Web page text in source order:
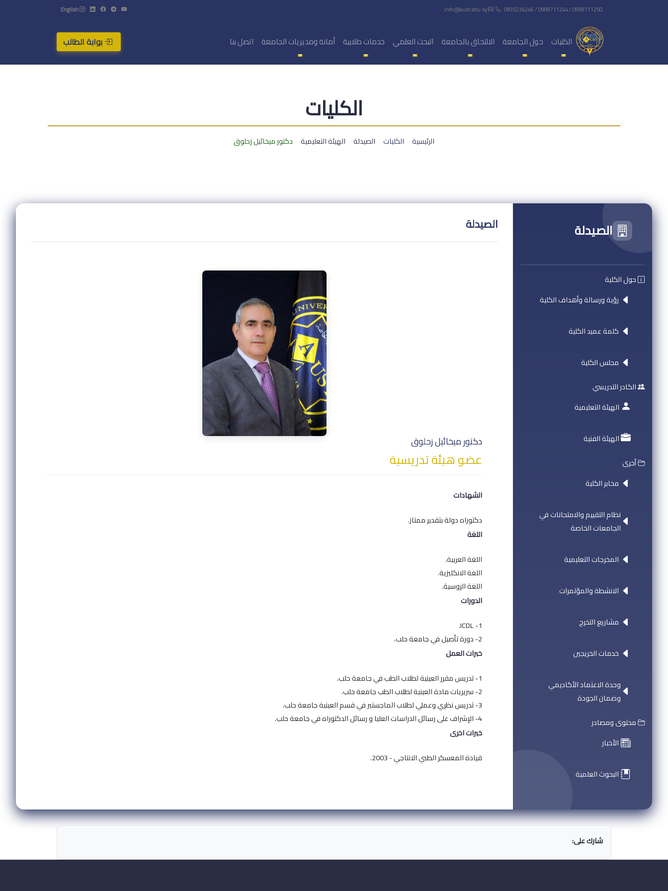
0995234246 / 0989711244 / 0989711250
English
الكليات حول الجامعة الالتحاق بالجامعة البحث العلمي خدمات طلابية أمانة ومديريات الجامعة اتصل بنا بوابة الطالب
الكليات
الرئيسية الكليات الصيدلة الهيئة التعليمية دكتور ميخائيل زحلوق
الصيدلة
حول الكلية
رؤية ورسالة وأهداف الكلية
كلمة عميد الكلية
مجلس الكلية
الكادر التدريسي
الهيئة التعليمية
الهيئة الفنية
أخرى
مخابر الكلية
نظام التقييم والامتحانات في
الجامعات الخاصة
المخرجات التعليمية
الانشطة والمؤتمرات
مشاريع التخرج
خدمات الخريجين
وحدة الاعتماد الأكاديمي
وضمان الجودة
محتوى ومصادر
الأخبار
البحوث العلمية
الصيدلة
دكتور ميخائيل زحلوق
عضو هيئة تدريسية
الشهادات
دكتوراه دولة بتقدير ممتاز.
اللغة
اللغة العربية.
اللغة الانكليزية.
اللغة الروسية.
الدورات
1- ICDL.
2- دورة تأصيل في جامعة حلب.
خبرات العمل
1- تدريس مقرر العينية لطلاب الطب في جامعة حلب.
2- سريريات مادة العينية لطلاب الطب جامعة حلب.
3- تدريس نظري وعملي لطلاب الماجستير في قسم العينية جامعة حلب.
4- الإشراف على رسائل الدراسات العليا و رسائل الدكتوراه في جامعة حلب.
خبرات اخرى
قيادة المعسكر الطبي الانتاجي - 2003.
شارك على: